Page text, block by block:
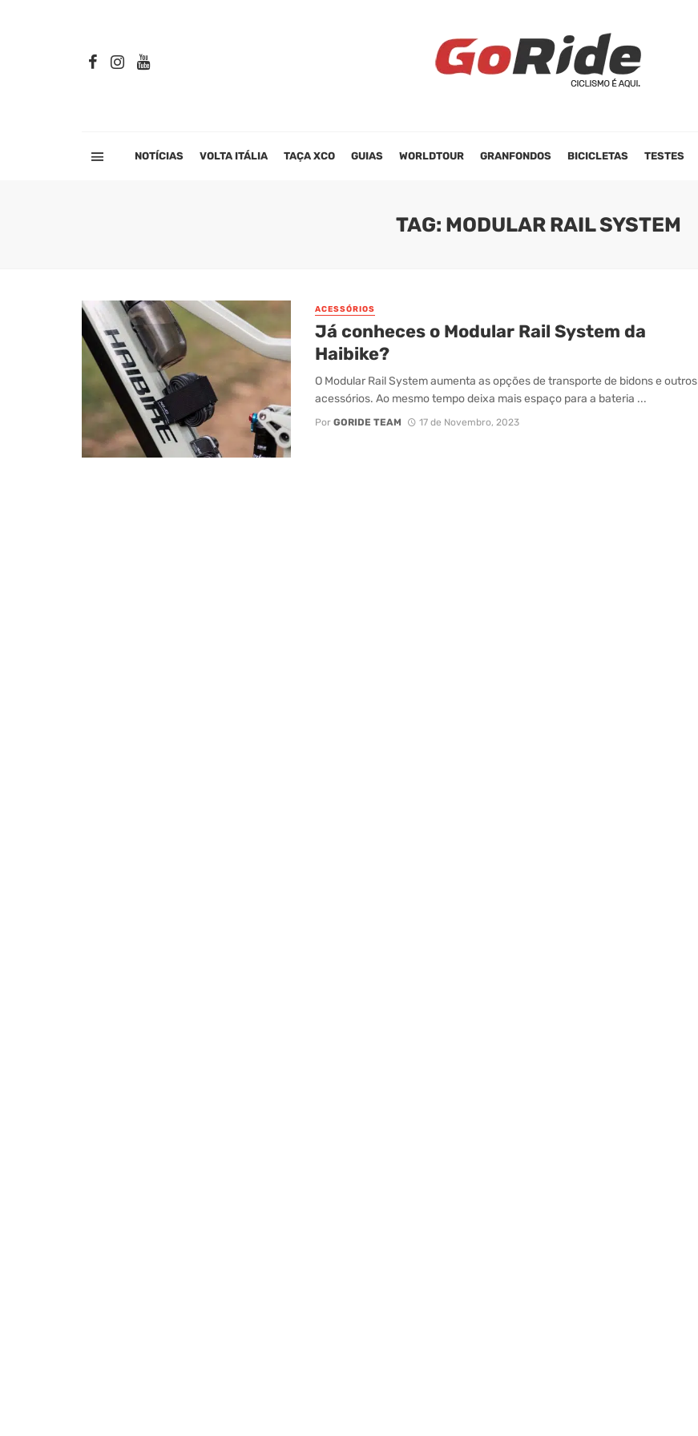
NOTÍCIAS VOLTA ITÁLIA TAÇA XCO GUIAS WORLDTOUR GRANFONDOS BICICLETAS TESTES
TAG: MODULAR RAIL SYSTEM
ACESSÓRIOS
Já conheces o Modular Rail System da
Haibike?
O Modular Rail System aumenta as opções de transporte de bidons e outros
acessórios. Ao mesmo tempo deixa mais espaço para a bateria ...
Por GORIDE TEAM 17 de Novembro, 2023